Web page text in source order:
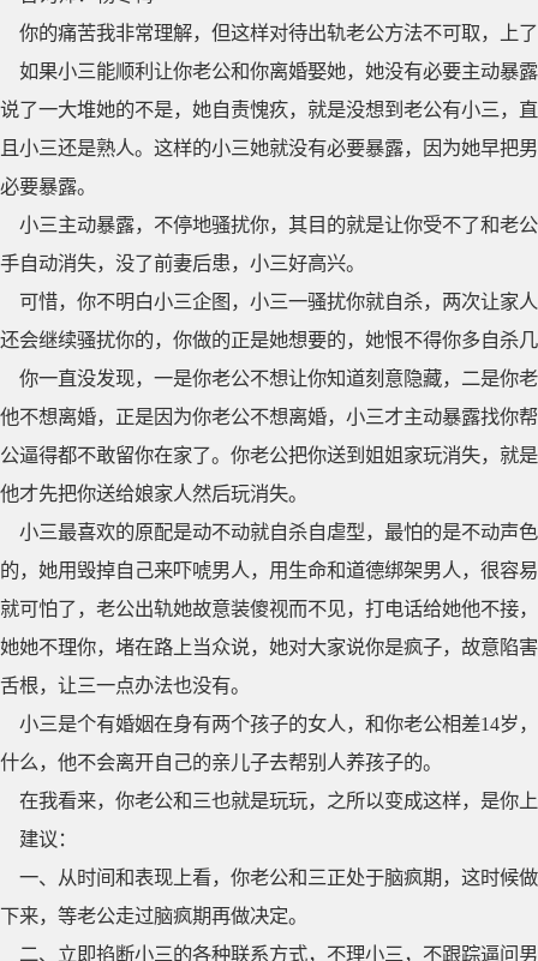
你的痛苦我非常理解，但这样对待出轨老公方法不可取，上
如果小三能顺利让你老公和你离婚娶她，她没有必要主动暴
说了一大堆她的不是，她自责愧疚，就是没想到老公有小三，
且小三还是熟人。这样的小三她就没有必要暴露，因为她早把
必要暴露。
小三主动暴露，不停地骚扰你，其目的就是让你受不了和老
手自动消失，没了前妻后患，小三好高兴。
可惜，你不明白小三企图，小三一骚扰你就自杀，两次让家
还会继续骚扰你的，你做的正是她想要的，她恨不得你多自杀
你一直没发现，一是你老公不想让你知道刻意隐藏，二是你
他不想离婚，正是因为你老公不想离婚，小三才主动暴露找你
公逼得都不敢留你在家了。你老公把你送到姐姐家玩消失，就
他才先把你送给娘家人然后玩消失。
小三最喜欢的原配是动不动就自杀自虐型，最怕的是不动声
的，她用毁掉自己来吓唬男人，用生命和道德绑架男人，很容
就可怕了，老公出轨她故意装傻视而不见，打电话给她他不接
她她不理你，堵在路上当众说，她对大家说你是疯子，故意陷
舌根，让三一点办法也没有。
小三是个有婚姻在身有两个孩子的女人，和你老公相差14岁
什么，他不会离开自己的亲儿子去帮别人养孩子的。
在我看来，你老公和三也就是玩玩，之所以变成这样，是你
建议：
一、从时间和表现上看，你老公和三正处于脑疯期，这时候
下来，等老公走过脑疯期再做决定。
二、立即掐断小三的各种联系方式，不理小三，不跟踪逼问